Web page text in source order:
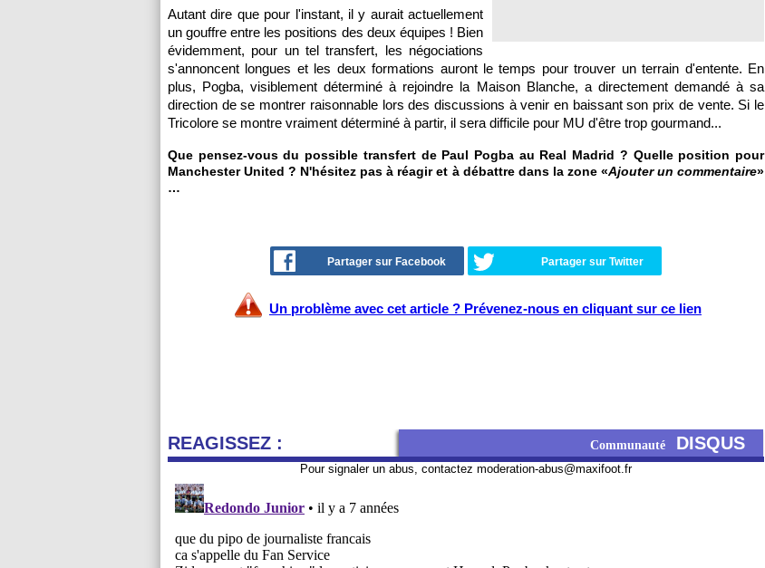
Autant dire que pour l'instant, il y aurait actuellement
un gouffre entre les positions des deux équipes ! Bien
évidemment, pour un tel transfert, les négociations
s'annoncent longues et les deux formations auront le temps pour trouver un terrain d'entente. En
plus, Pogba, visiblement déterminé à rejoindre la Maison Blanche, a directement demandé à sa
direction de se montrer raisonnable lors des discussions à venir en baissant son prix de vente. Si le
Tricolore se montre vraiment déterminé à partir, il sera difficile pour MU d'être trop gourmand...
Que pensez-vous du possible transfert de Paul Pogba au Real Madrid ? Quelle position pour
Manchester United ? N'hésitez pas à réagir et à débattre dans la zone «Ajouter un commentaire»
…
Partager sur Facebook Partager sur Twitter
Un problème avec cet article ? Prévenez-nous en cliquant sur ce lien
REAGISSEZ : Communauté DISQUS
Pour signaler un abus, contactez moderation-abus@maxifoot.fr